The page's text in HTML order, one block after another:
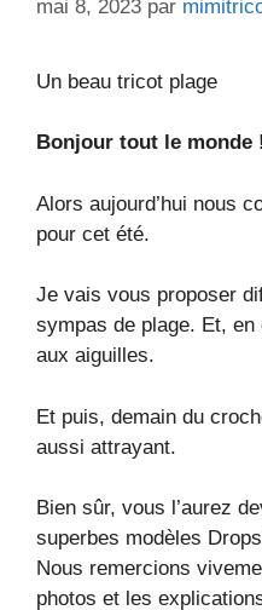
mai 8, 2023 par
Un beau tricot plage
Bonjour tout le monde !
Alors aujourd’hui nous
pour cet été.
Je vais vous proposer
sympas de plage. Et, en
aux aiguilles.
Et puis, demain du
aussi attrayant.
Bien sûr, vous l’aurez
superbes modèles
Nous remercions
photos et les